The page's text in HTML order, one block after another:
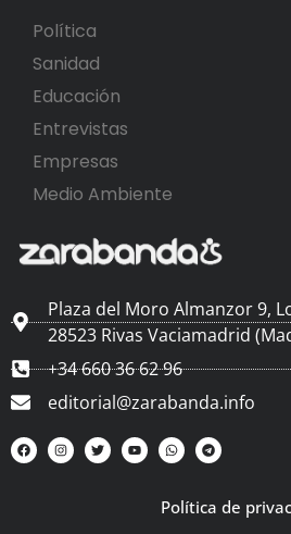
Política
Sanidad
Educación
Entrevistas
Empresas
Medio Ambiente
Plaza del Moro Almanzor 9,
28523 Rivas Vaciamadrid
+34 660 36 62 96
editorial@zarabanda.info
Política de